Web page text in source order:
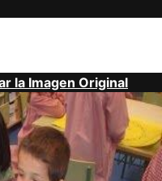
la Imagen Original